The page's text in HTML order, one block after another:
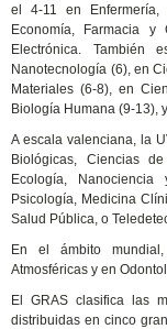
el 4-11 en
Economía, Farmacia y
Electrónica.
Nanotecnología (6), en
Materiales (6-8), en
Biología Humana (9-13),
A escala valenciana, la
Biológicas, Ciencias
Ecología, Nanociencia
Psicología, Medicina
Salud Pública, o
En el ámbito
Atmosféricas y en
El GRAS clasifica las
distribuidas en cinco